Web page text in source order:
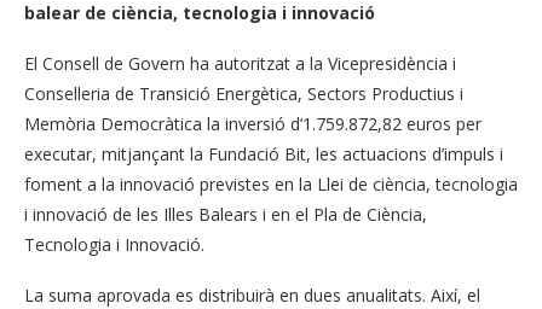
balear de ciència, tecnologia i innovació
El Consell de Govern ha autoritzat a la Vicepresidència i
Conselleria de Transició Energètica, Sectors Productius i
Memòria Democràtica la inversió d’1.759.872,82 euros per
executar, mitjançant la Fundació Bit, les actuacions d’impuls i
foment a la innovació previstes en la Llei de ciència, tecnologia
i innovació de les Illes Balears i en el Pla de Ciència,
Tecnologia i Innovació.
La suma aprovada es distribuirà en dues anualitats. Així, el